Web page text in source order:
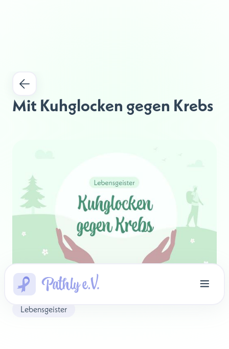
Mit Kuhglocken gegen Krebs
Lebensgeister